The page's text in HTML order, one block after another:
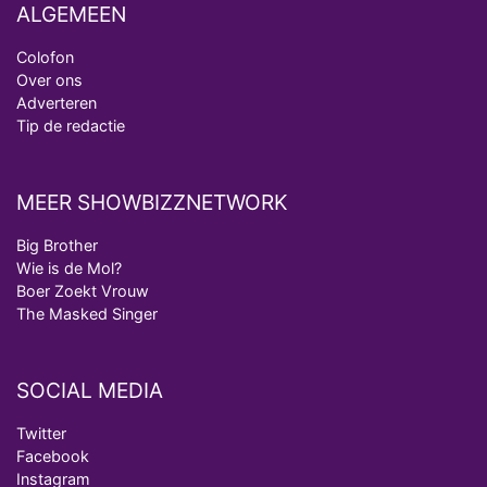
ALGEMEEN
Colofon
Over ons
Adverteren
Tip de redactie
MEER SHOWBIZZNETWORK
Big Brother
Wie is de Mol?
Boer Zoekt Vrouw
The Masked Singer
SOCIAL MEDIA
Twitter
Facebook
Instagram